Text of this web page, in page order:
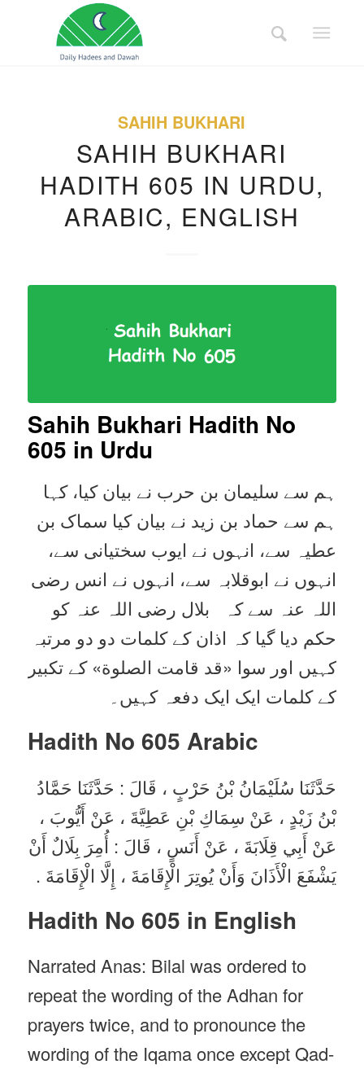
SAHIH BUKHARI
SAHIH BUKHARI
HADITH 605 IN URDU,
ARABIC, ENGLISH
Sahih Bukhari Hadith No
605 in Urdu
ہم سے سلیمان بن حرب نے بیان کیا، کہا
ہم سے حماد بن زید نے بیان کیا سماک بن
عطیہ سے، انہوں نے ایوب سختیانی سے،
انہوں نے ابوقلابہ سے، انہوں نے انس رضی
اللہ عنہ سے کہ بلال رضی اللہ عنہ کو
حکم دیا گیا کہ اذان کے کلمات دو دو مرتبہ
کہیں اور سوا «قد قامت الصلوة» کے تکبیر
کے کلمات ایک ایک دفعہ کہیں۔
Hadith No 605 Arabic
حَدَّثَنَا سُلَيْمَانُ بْنُ حَرْبٍ ، قَالَ : حَدَّثَنَا حَمَّادُ
بْنُ زَيْدٍ ، عَنْ سِمَاكِ بْنِ عَطِيَّةَ ، عَنْ أَيُّوبَ ،
عَنْ أَبِي قِلَابَةَ ، عَنْ أَنَسٍ ، قَالَ : أُمِرَ بِلَالٌ أَنْ
يَشْفَعَ الْأَذَانَ وَأَنْ يُوتِرَ الْإِقَامَةَ ، إِلَّا الْإِقَامَةَ .
Hadith No 605 in English
Narrated Anas: Bilal was ordered to
repeat the wording of the Adhan for
prayers twice, and to pronounce the
wording of the Iqama once except Qad-